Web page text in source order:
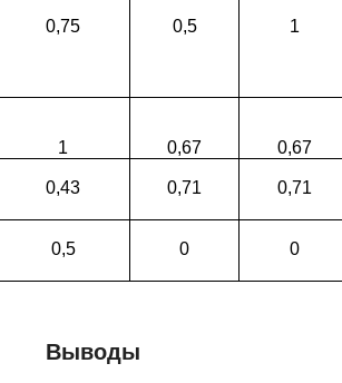
0,75 0,5 1
1 0,67 0,67
0,43 0,71 0,71
0,5 0 0
Выводы